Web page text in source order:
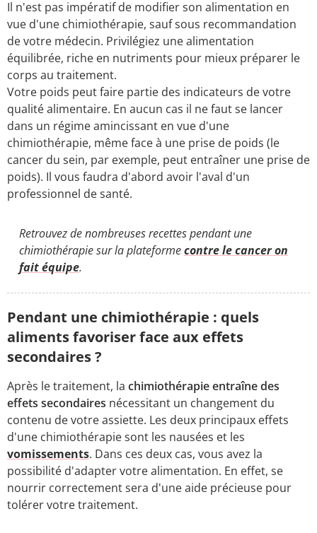
Il n'est pas impératif de modifier son alimentation en
vue d'une chimiothérapie, sauf sous recommandation
de votre médecin. Privilégiez une alimentation
équilibrée, riche en nutriments pour mieux préparer le
corps au traitement.
Votre poids peut faire partie des indicateurs de votre
qualité alimentaire. En aucun cas il ne faut se lancer
dans un régime amincissant en vue d'une
chimiothérapie, même face à une prise de poids (le
cancer du sein, par exemple, peut entraîner une prise de
poids). Il vous faudra d'abord avoir l'aval d'un
professionnel de santé.
Retrouvez de nombreuses recettes pendant une
chimiothérapie sur la plateformecontre le cancer on
fait équipe.
Pendant une chimiothérapie : quels
aliments favoriser face aux effets
secondaires ?
Après le traitement, la chimiothérapie entraîne des
effets secondaires nécessitant un changement du
contenu de votre assiette. Les deux principaux effets
d'une chimiothérapie sont les nausées et les
vomissements. Dans ces deux cas, vous avez la
possibilité d'adapter votre alimentation. En effet, se
nourrir correctement sera d'une aide précieuse pour
tolérer votre traitement.